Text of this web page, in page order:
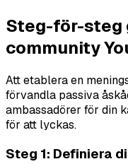
Steg-för-steg
community
Att etablera en
förvandla passiva
ambassadörer för din
för att lyckas.
Steg 1: Definiera